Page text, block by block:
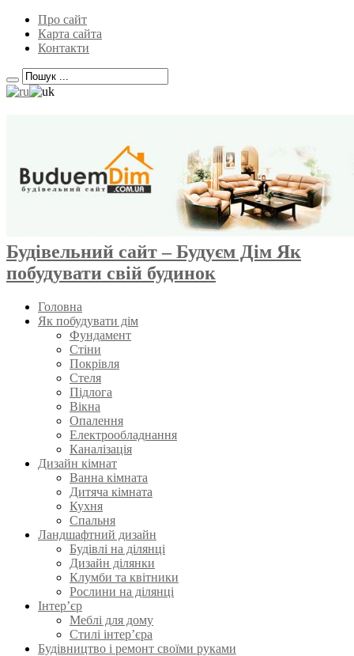
Про сайт
Карта сайта
Контакти
Будівельний сайт – Будуєм Дім Як
побудувати свій будинок
Головна
Як побудувати дім
Фундамент
Стіни
Покрівля
Стеля
Підлога
Вікна
Опалення
Електрообладнання
Каналізація
Дизайн кімнат
Ванна кімната
Дитяча кімната
Кухня
Спальня
Ландшафтний дизайн
Будівлі на ділянці
Дизайн ділянки
Клумби та квітники
Рослини на ділянці
Інтер’єр
Меблі для дому
Стилі інтер’єра
Будівництво і ремонт своїми руками